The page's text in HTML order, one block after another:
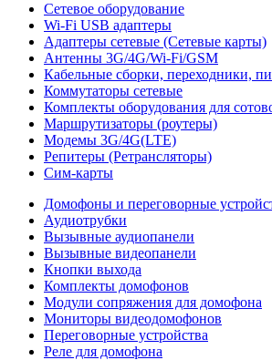
Сетевое оборудование
Wi-Fi USB адаптеры
Адаптеры сетевые (Сетевые карты)
Антенны 3G/4G/Wi-Fi/GSM
Кабельные сборки, переходники,
Коммутаторы сетевые
Комплекты оборудования для
Маршрутизаторы (роутеры)
Модемы 3G/4G(LTE)
Репитеры (Ретрансляторы)
Сим-карты
Домофоны и переговорные
Аудиотрубки
Вызывные аудиопанели
Вызывные видеопанели
Кнопки выхода
Комплекты домофонов
Модули сопряжения для домофона
Мониторы видеодомофонов
Переговорные устройства
Реле для домофона